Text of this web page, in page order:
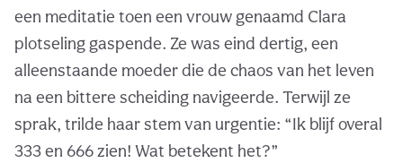
een meditatie toen een vrouw genaamd Clara
plotseling gaspende. Ze was eind dertig, een
alleenstaande moeder die de chaos van het leven
na een bittere scheiding navigeerde. Terwijl ze
sprak, trilde haar stem van urgentie: “Ik blijf overal
333 en 666 zien! Wat betekent het?”